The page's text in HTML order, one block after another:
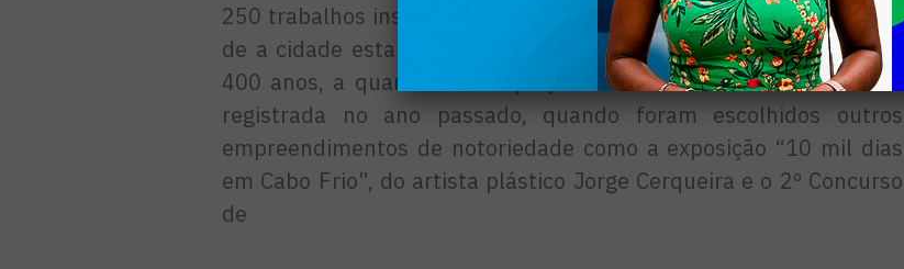
250 trabalhos inscritos em 2013. O secretário acredita que apesar
de a cidade estar próxima de viver o ciclo da celebração de seus
400 anos, a quantidade de projetos não será muito diferente da
registrada no ano passado, quando foram escolhidos outros
empreendimentos de notoriedade como a exposição “10 mil dias
em Cabo Frio”, do artista plástico Jorge Cerqueira e o 2º Concurso
de